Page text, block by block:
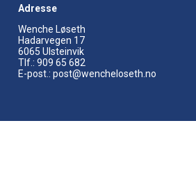
Adresse
Wenche Løseth
Hadarvegen 17
6065 Ulsteinvik
Tlf.: 909 65 682
E-post.: post@wencheloseth.no